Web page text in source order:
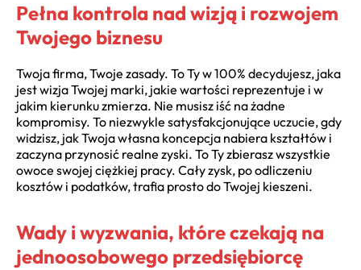
Pełna kontrola nad wizją i rozwojem
Twojego biznesu
Twoja firma, Twoje zasady. To Ty w 100% decydujesz, jaka
jest wizja Twojej marki, jakie wartości reprezentuje i w
jakim kierunku zmierza. Nie musisz iść na żadne
kompromisy. To niezwykle satysfakcjonujące uczucie, gdy
widzisz, jak Twoja własna koncepcja nabiera kształtów i
zaczyna przynosić realne zyski. To Ty zbierasz wszystkie
owoce swojej ciężkiej pracy. Cały zysk, po odliczeniu
kosztów i podatków, trafia prosto do Twojej kieszeni.
Wady i wyzwania, które czekają na
jednoosobowego przedsiębiorcę